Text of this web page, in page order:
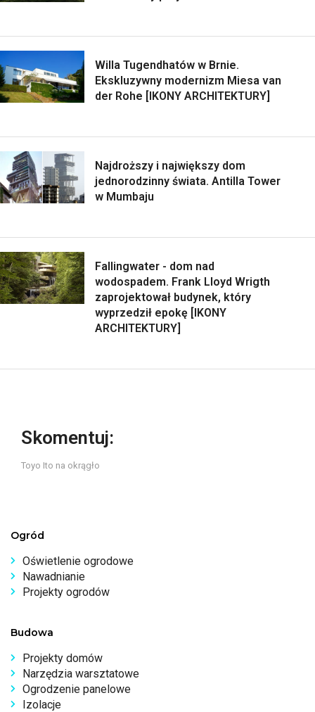
Willa Tugendhatów w Brnie.
Ekskluzywny modernizm Miesa van
der Rohe [IKONY ARCHITEKTURY]
Najdroższy i największy dom
jednorodzinny świata. Antilla Tower
w Mumbaju
Fallingwater - dom nad
wodospadem. Frank Lloyd Wrigth
zaprojektował budynek, który
wyprzedził epokę [IKONY
ARCHITEKTURY]
Skomentuj:
Toyo Ito na okrągło
Ogród
Oświetlenie ogrodowe
Nawadnianie
Projekty ogrodów
Budowa
Projekty domów
Narzędzia warsztatowe
Ogrodzenie panelowe
Izolacje